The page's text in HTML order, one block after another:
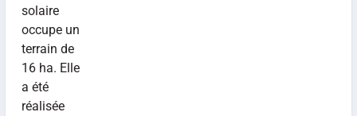
solaire
occupe un
terrain de
16 ha. Elle
a été
réalisée